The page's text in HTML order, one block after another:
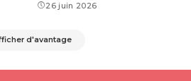
26 juin 2026
d'avantage